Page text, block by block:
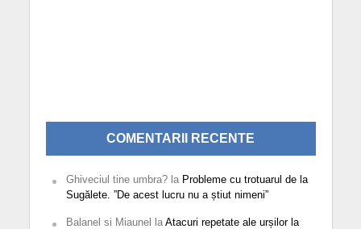
COMENTARII RECENTE
Ghiveciul tine umbra?la Probleme cu trotuarul de la
Sugălete. ”De acest lucru nu a știut nimeni”
Balanel si Miaunel la Atacuri repetate ale urșilor la